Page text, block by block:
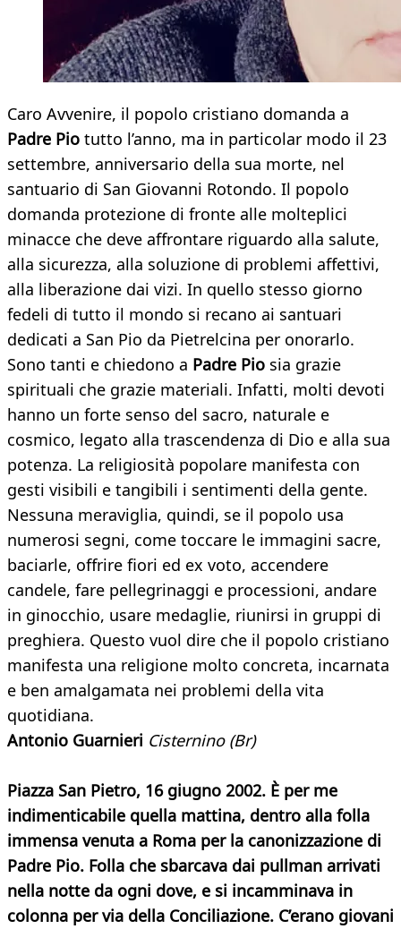
Caro Avvenire, il popolo cristiano domanda a
Padre Pio tutto l’anno, ma in particolar modo il 23
settembre, anniversario della sua morte, nel
santuario di San Giovanni Rotondo. Il popolo
domanda protezione di fronte alle molteplici
minacce che deve affrontare riguardo alla salute,
alla sicurezza, alla soluzione di problemi affettivi,
alla liberazione dai vizi. In quello stesso giorno
fedeli di tutto il mondo si recano ai santuari
dedicati a San Pio da Pietrelcina per onorarlo.
Sono tanti e chiedono a Padre Pio sia grazie
spirituali che grazie materiali. Infatti, molti devoti
hanno un forte senso del sacro, naturale e
cosmico, legato alla trascendenza di Dio e alla sua
potenza. La religiosità popolare manifesta con
gesti visibili e tangibili i sentimenti della gente.
Nessuna meraviglia, quindi, se il popolo usa
numerosi segni, come toccare le immagini sacre,
baciarle, offrire fiori ed ex voto, accendere
candele, fare pellegrinaggi e processioni, andare
in ginocchio, usare medaglie, riunirsi in gruppi di
preghiera. Questo vuol dire che il popolo cristiano
manifesta una religione molto concreta, incarnata
e ben amalgamata nei problemi della vita
quotidiana.
Antonio Guarnieri Cisternino (Br)
Piazza San Pietro, 16 giugno 2002. È per me
indimenticabile quella mattina, dentro alla folla
immensa venuta a Roma per la canonizzazione di
Padre Pio. Folla che sbarcava dai pullman arrivati
nella notte da ogni dove, e si incamminava in
colonna per via della Conciliazione. C’erano giovani